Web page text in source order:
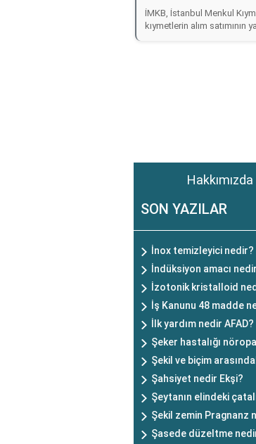
İMKB, İstanbul Menkul
kıymetlerin alım
Hakkımızda
SON YAZILAR
İnox temizleyici nedir?
İndüksiyon amacı
İzotonik kristalloid
İş Kanunu 48 madde
İlk yardım nedir AFAD?
Şeker hastalığı
Şekil ve biçim
Şahsiyet nedir Ekşi?
Şeytanın elindeki
Şekil zemin Pragnanz
Şasede düzeltme